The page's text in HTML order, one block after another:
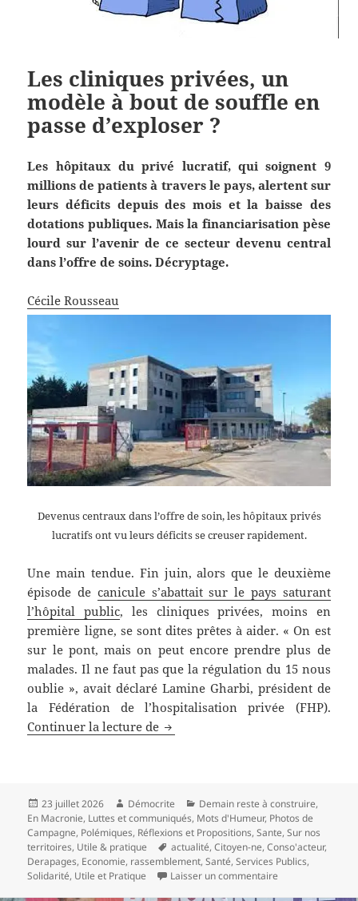
Les cliniques privées, un
modèle à bout de souffle en
passe d’exploser ?
Les hôpitaux du privé lucratif, qui soignent 9
millions de patients à travers le pays, alertent sur
leurs déficits depuis des mois et la baisse des
dotations publiques. Mais la financiarisation pèse
lourd sur l’avenir de ce secteur devenu central
dans l’offre de soins. Décryptage.
Cécile Rousseau
Devenus centraux dans l’offre de soin, les hôpitaux privés
lucratifs ont vu leurs déficits se creuser rapidement.
Une main tendue. Fin juin, alors que le deuxième
épisode de canicule s’abattait sur le pays saturant
l’hôpital public, les cliniques privées, moins en
première ligne, se sont dites prêtes à aider. « On est
sur le pont, mais on peut encore prendre plus de
malades. Il ne faut pas que la régulation du 15 nous
oublie », avait déclaré Lamine Gharbi, président de
la Fédération de l’hospitalisation privée (FHP).
Continuer la lecture de Les cliniques privées, un modèle
Publié
le
23 juillet 2026 Auteur
Démocrite Catégories
Demain reste à construire,
En Macronie, Luttes et communiqués, Mots d'Humeur, Photos de
Campagne, Polémiques, Réflexions et Propositions,Sante,Sur nos
territoires, Utile & pratique
Mots-
clés
actualité,Citoyen-ne,Conso'acteur,
Derapages, Economie, rassemblement,Santé,Services Publics,
Solidarité, Utile et Pratique Laisser un commentaire